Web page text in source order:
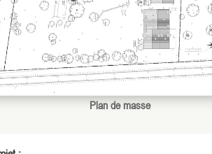
Plan de masse